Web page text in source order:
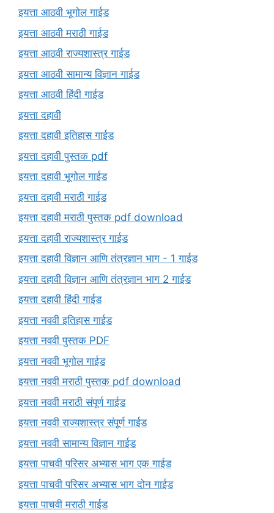
इयत्ता आठवी भूगोल गाईड
इयत्ता आठवी मराठी गाईड
इयत्ता आठवी राज्यशास्त्र गाईड
इयत्ता आठवी सामान्य विज्ञान गाईड
इयत्ता आठवी हिंदी गाईड
इयत्ता दहावी
इयत्ता दहावी इतिहास गाईड
इयत्ता दहावी पुस्तक pdf
इयत्ता दहावी भूगोल गाईड
इयत्ता दहावी मराठी गाईड
इयत्ता दहावी मराठी पुस्तक pdf download
इयत्ता दहावी राज्यशास्त्र गाईड
इयत्ता दहावी विज्ञान आणि तंत्रज्ञान भाग - 1 गाईड
इयत्ता दहावी विज्ञान आणि तंत्रज्ञान भाग 2 गाईड
इयत्ता दहावी हिंदी गाईड
इयत्ता नववी इतिहास गाईड
इयत्ता नववी पुस्तक PDF
इयत्ता नववी भूगोल गाईड
इयत्ता नववी मराठी पुस्तक pdf download
इयत्ता नववी मराठी संपूर्ण गाईड
इयत्ता नववी राज्यशास्त्र संपूर्ण गाईड
इयत्ता नववी सामान्य विज्ञान गाईड
इयत्ता पाचवी परिसर अभ्यास भाग एक गाईड
इयत्ता पाचवी परिसर अभ्यास भाग दोन गाईड
इयत्ता पाचवी मराठी गाईड